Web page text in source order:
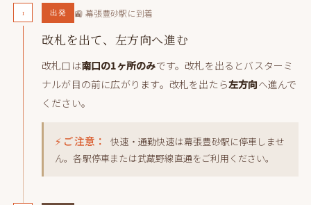
1 出発 🚉 幕張豊砂駅に到着
改札を出て、左方向へ進む
改札口は南口の1ヶ所のみです。改札を出るとバスターミ
ナルが目の前に広がります。改札を出たら左方向へ進んで
ください。
⚡ ご注意：
快速・通勤快速は幕張豊砂駅に停車しませ
ん。各駅停車または武蔵野線直通をご利用ください。